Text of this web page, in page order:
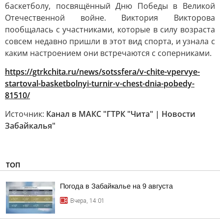
баскетболу, посвящённый Дню Победы в Великой
Отечественной войне. Виктория Викторова
пообщалась с участниками, которые в силу возраста
совсем недавно пришли в этот вид спорта, и узнала с
каким настроением они встречаются с соперниками.
https://gtrkchita.ru/news/sotssfera/v-chite-vpervye-
startoval-basketbolnyi-turnir-v-chest-dnia-pobedy-
81510/
Источник: Канал в МАКС "ГТРК "Чита" | Новости
Забайкалья"
ТОП
Погода в Забайкалье на 9 августа
Вчера, 14:01